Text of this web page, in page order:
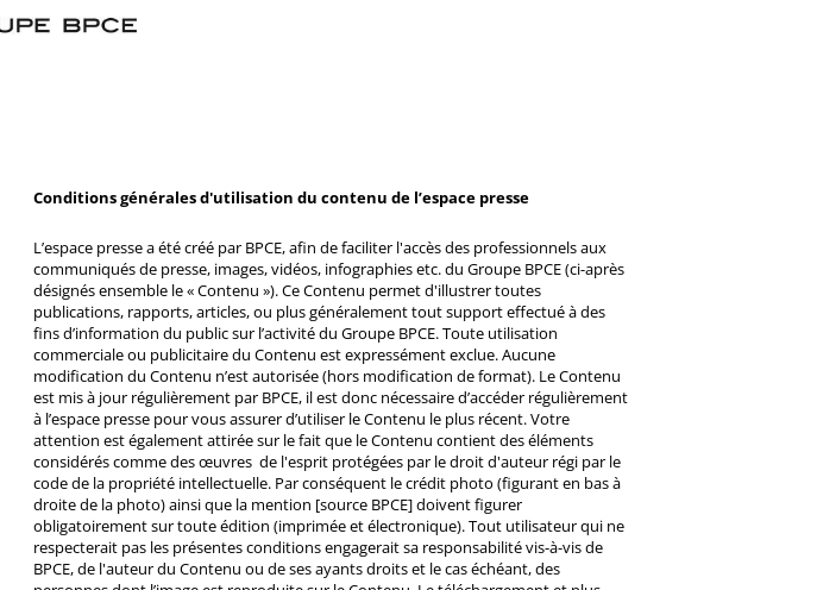
Conditions générales d'utilisation du contenu de l’espace presse
L’espace presse a été créé par BPCE, afin de faciliter l'accès des professionnels aux
communiqués de presse, images, vidéos, infographies etc. du Groupe BPCE (ci-après
désignés ensemble le « Contenu »). Ce Contenu permet d'illustrer toutes
publications, rapports, articles, ou plus généralement tout support effectué à des
fins d’information du public sur l’activité du Groupe BPCE. Toute utilisation
commerciale ou publicitaire du Contenu est expressément exclue. Aucune
modification du Contenu n’est autorisée (hors modification de format). Le Contenu
est mis à jour régulièrement par BPCE, il est donc nécessaire d’accéder régulièrement
à l’espace presse pour vous assurer d’utiliser le Contenu le plus récent. Votre
attention est également attirée sur le fait que le Contenu contient des éléments
considérés comme des œuvres de l'esprit protégées par le droit d'auteur régi par le
code de la propriété intellectuelle. Par conséquent le crédit photo (figurant en bas à
droite de la photo) ainsi que la mention [source BPCE] doivent figurer
obligatoirement sur toute édition (imprimée et électronique). Tout utilisateur qui ne
respecterait pas les présentes conditions engagerait sa responsabilité vis-à-vis de
BPCE, de l'auteur du Contenu ou de ses ayants droits et le cas échéant, des